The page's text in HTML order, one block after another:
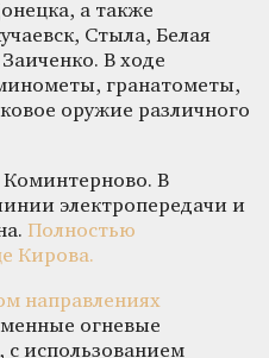
а также
Стыла, Белая
В ходе
гранатометы,
оружие различного
Коминтерново. В
электропередачи и
Полностью
Кирова.
направлениях
огневые
использованием